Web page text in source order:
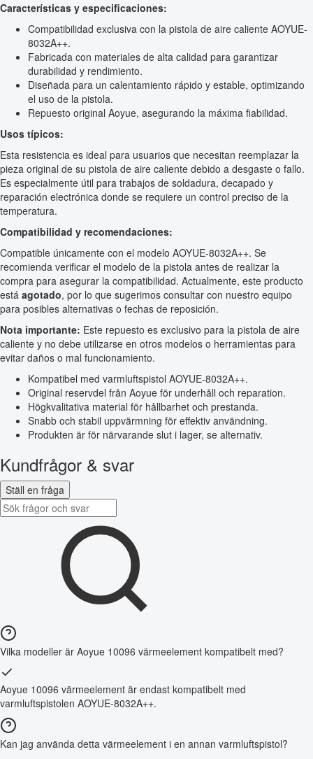
Características y especificaciones:
Compatibilidad exclusiva con la pistola de aire caliente AOYUE-
8032A++.
Fabricada con materiales de alta calidad para garantizar
durabilidad y rendimiento.
Diseñada para un calentamiento rápido y estable, optimizando
el uso de la pistola.
Repuesto original Aoyue, asegurando la máxima fiabilidad.
Usos típicos:
Esta resistencia es ideal para usuarios que necesitan reemplazar la
pieza original de su pistola de aire caliente debido a desgaste o fallo.
Es especialmente útil para trabajos de soldadura, decapado y
reparación electrónica donde se requiere un control preciso de la
temperatura.
Compatibilidad y recomendaciones:
Compatible únicamente con el modelo AOYUE-8032A++. Se
recomienda verificar el modelo de la pistola antes de realizar la
compra para asegurar la compatibilidad. Actualmente, este producto
está agotado, por lo que sugerimos consultar con nuestro equipo
para posibles alternativas o fechas de reposición.
Nota importante: Este repuesto es exclusivo para la pistola de aire
caliente y no debe utilizarse en otros modelos o herramientas para
evitar daños o mal funcionamiento.
Kompatibel med varmluftspistol AOYUE-8032A++.
Original reservdel från Aoyue för underhåll och reparation.
Högkvalitativa material för hållbarhet och prestanda.
Snabb och stabil uppvärmning för effektiv användning.
Produkten är för närvarande slut i lager, se alternativ.
Kundfrågor & svar
Ställ en fråga
Vilka modeller är Aoyue 10096 värmeelement kompatibelt med?
Aoyue 10096 värmeelement är endast kompatibelt med
varmluftspistolen AOYUE-8032A++.
Kan jag använda detta värmeelement i en annan varmluftspistol?